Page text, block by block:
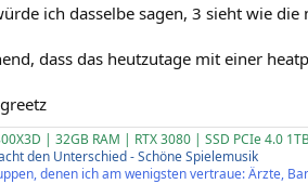
ich dasselbe sagen, 3 sieht wie
dass das heutzutage mit einer
| 32GB RAM | RTX 3080 | SSD PCIe 4.0
den Unterschied - Schöne Spielemusik
denen ich am wenigsten vertraue: Ärzte,